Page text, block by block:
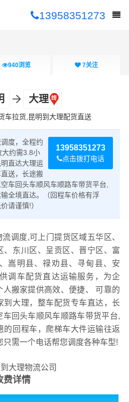
13958351273
940浏览 7关注
大理
车拉货,昆明到大理配货直送
13958351273
点击拨打电话
度，全程约
大约需3.8小
直达大理运
送，长途搬
车回头车顺风车顺路车带货平台,
全境直达。（回程车价格有浮
请谨慎!）
调度,可上门提货区域五华区、
、东川区、呈贡区、晋宁区、富
嵩明县、禄劝县、寻甸县、安
调车配货直达运输服务，为企
搬家提供高效、便捷、 可靠的
到大理，整车配货专车直达，长
回头车顺风车顺路车带货平台,
的回程车，爬梯车大件运输往返
需一个电话帮您调度各种车型!
费详情